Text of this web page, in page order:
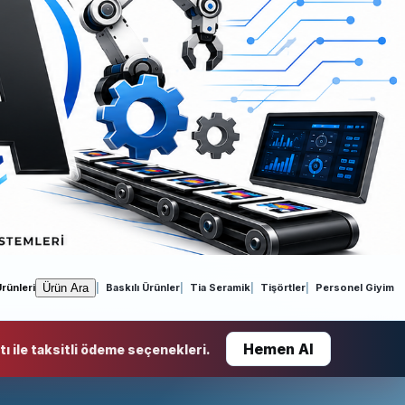
Ürün Ara Baskılı Ürünler Tia Seramik Tişörtler Personel Giyim
ile taksitli ödeme seçenekleri. Hemen Al